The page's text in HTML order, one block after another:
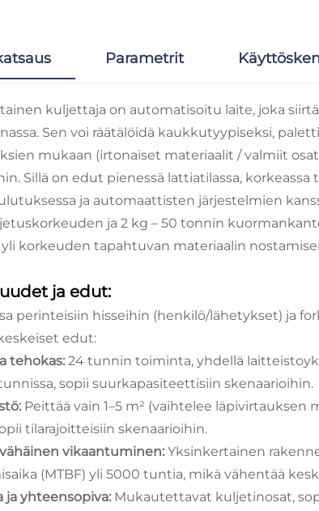
Parametrit
kuljettaja on automatisoitu laite, joka
Sen voi räätälöidä kaukkutyypiseksi,
mukaan (irtonaiset materiaalit / valmiit
Sillä on edut pienessä lattiatilassa, korkeassa
ja automaattisten järjestelmien
ja 2 kg – 50 tonnin
korkeuden tapahtuvan materiaalin
ja edut:
perinteisiin hisseihin (henkilö/lähetykset) ja
edut:
tehokas: 24 tunnin toiminta, yhdellä
sopii suurkapasiteettisiin skenaarioihin.
Peittää vain 1–5 m² (vaihtelee läpivirtauksen
tilarajoitteisiin skenaarioihin.
vähäinen vikaantuminen: Yksinkertainen
(MTBF) yli 5000 tuntia, mikä vähentää
ja yhteensopiva: Mukautettavat kuljetinosat,